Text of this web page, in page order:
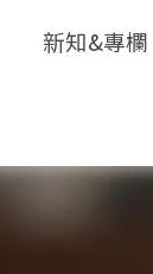
新知&專欄